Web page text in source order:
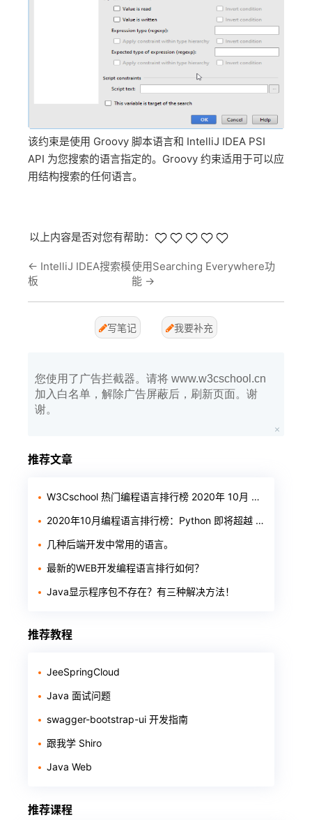
该约束是使用 Groovy 脚本语言和 IntelliJ IDEA PSI
API 为您搜索的语言指定的。Groovy 约束适用于可以应
用结构搜索的任何语言。
以上内容是否对您有帮助：
← IntelliJ IDEA搜索模
板
使用Searching Everywhere功
能 →
写笔记 我要补充
您使用了广告拦截器。请将 www.w3cschool.cn
加入白名单，解除广告屏蔽后，刷新页面。谢
谢。
推荐文章
W3Cschool 热门编程语言排行榜 2020年 10月 TOP10
2020年10月编程语言排行榜：Python 即将超越 Java
几种后端开发中常用的语言。
最新的WEB开发编程语言排行如何？
Java显示程序包不存在？有三种解决方法！
推荐教程
JeeSpringCloud
Java 面试问题
swagger-bootstrap-ui 开发指南
跟我学 Shiro
Java Web
推荐课程